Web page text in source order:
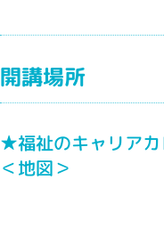
開講場所
★福祉のキャリア
＜地図＞